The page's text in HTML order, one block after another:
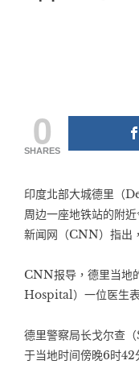
0
SHARES
印度北部大城德里（
周边一座地铁站的附
新闻网（CNN）指出
CNN报导，德里当地
Hospital）一位医生
德里警察局长戈尔查
于当地时间傍晚6时42